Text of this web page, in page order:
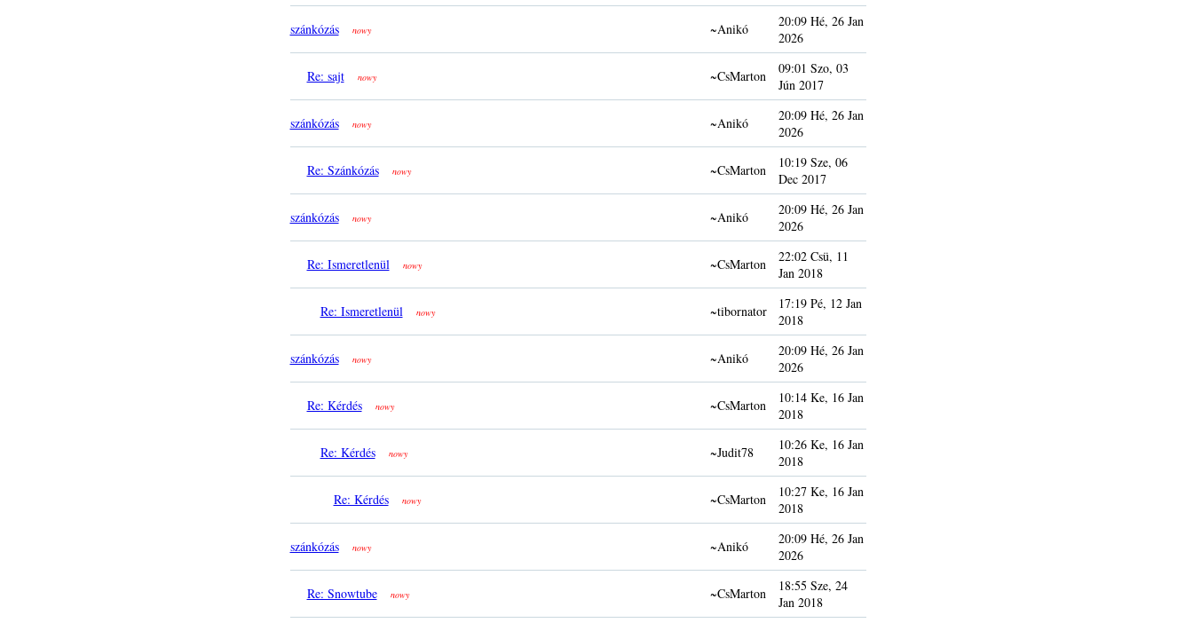
szánkózás nowy ~Anikó
20:09 Hé, 26 Jan
2026
Re: sajt nowy ~CsMarton
09:01 Szo, 03
Jún 2017
szánkózás nowy ~Anikó
20:09 Hé, 26 Jan
2026
Re: Szánkózás nowy ~CsMarton
10:19 Sze, 06
Dec 2017
szánkózás nowy ~Anikó
20:09 Hé, 26 Jan
2026
Re: Ismeretlenül nowy ~CsMarton
22:02 Csü, 11
Jan 2018
Re: Ismeretlenül nowy ~tibornator
17:19 Pé, 12 Jan
2018
szánkózás nowy ~Anikó
20:09 Hé, 26 Jan
2026
Re: Kérdés nowy ~CsMarton
10:14 Ke, 16 Jan
2018
Re: Kérdés nowy ~Judit78
10:26 Ke, 16 Jan
2018
Re: Kérdés nowy ~CsMarton
10:27 Ke, 16 Jan
2018
szánkózás nowy ~Anikó
20:09 Hé, 26 Jan
2026
Re: Snowtube nowy ~CsMarton
18:55 Sze, 24
Jan 2018